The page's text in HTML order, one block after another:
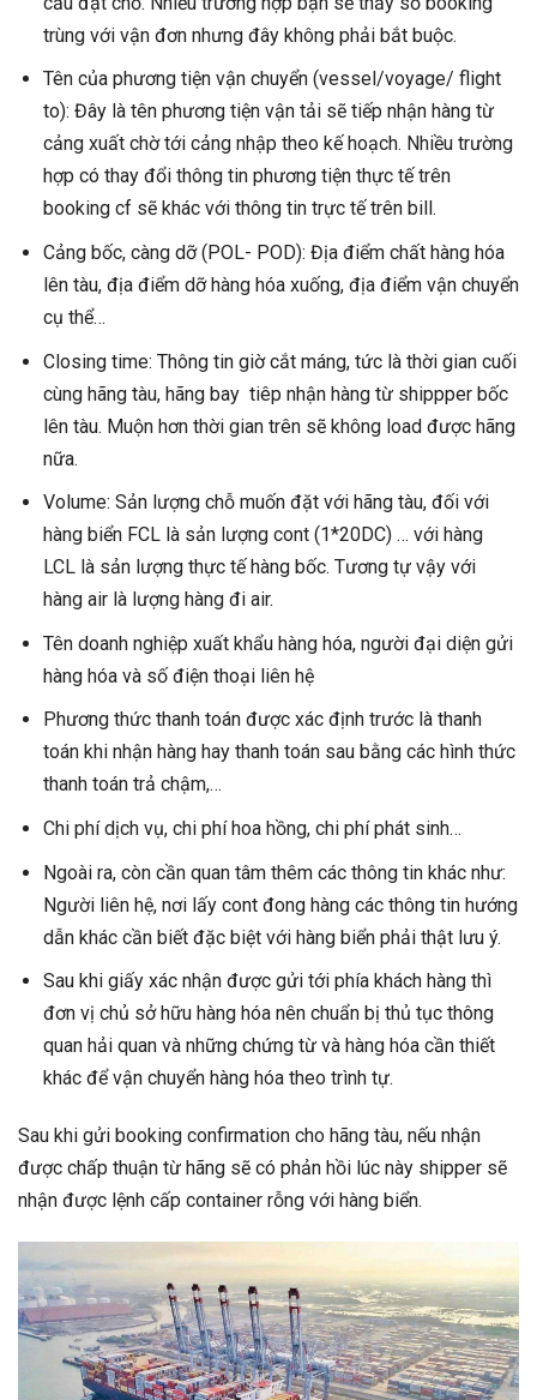
trùng với vận đơn nhưng đây không phải bắt buộc.
Tên của phương tiện vận chuyển (vessel/voyage/ flight
to): Đây là tên phương tiện vận tải sẽ tiếp nhận hàng từ
cảng xuất chờ tới cảng nhập theo kế hoạch. Nhiều trường
hợp có thay đổi thông tin phương tiện thực tế trên
booking cf sẽ khác với thông tin trực tế trên bill.
Cảng bốc, càng dỡ (POL- POD): Địa điểm chất hàng hóa
lên tàu, địa điểm dỡ hàng hóa xuống, địa điểm vận chuyển
cụ thể…
Closing time: Thông tin giờ cắt máng, tức là thời gian cuối
cùng hãng tàu, hãng bay tiêp nhận hàng từ shippper bốc
lên tàu. Muộn hơn thời gian trên sẽ không load được hãng
nữa.
Volume: Sản lượng chỗ muốn đặt với hãng tàu, đối với
hàng biển FCL là sản lượng cont (1*20DC) … với hàng
LCL là sản lượng thực tế hàng bốc. Tương tự vậy với
hàng air là lượng hàng đi air.
Tên doanh nghiệp xuất khẩu hàng hóa, người đại diện gửi
hàng hóa và số điện thoại liên hệ
Phương thức thanh toán được xác định trước là thanh
toán khi nhận hàng hay thanh toán sau bằng các hình thức
thanh toán trả chậm,…
Chi phí dịch vụ, chi phí hoa hồng, chi phí phát sinh…
Ngoài ra, còn cần quan tâm thêm các thông tin khác như:
Người liên hệ, nơi lấy cont đong hàng các thông tin hướng
dẫn khác cần biết đặc biệt với hàng biển phải thật lưu ý.
Sau khi giấy xác nhận được gửi tới phía khách hàng thì
đơn vị chủ sở hữu hàng hóa nên chuẩn bị thủ tục thông
quan hải quan và những chứng từ và hàng hóa cần thiết
khác để vận chuyển hàng hóa theo trình tự.
Sau khi gửi booking confirmation cho hãng tàu, nếu nhận
được chấp thuận từ hãng sẽ có phản hồi lúc này shipper sẽ
nhận được lệnh cấp container rỗng với hàng biển.